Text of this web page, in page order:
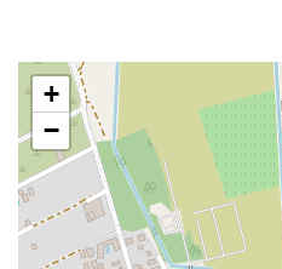
+
−